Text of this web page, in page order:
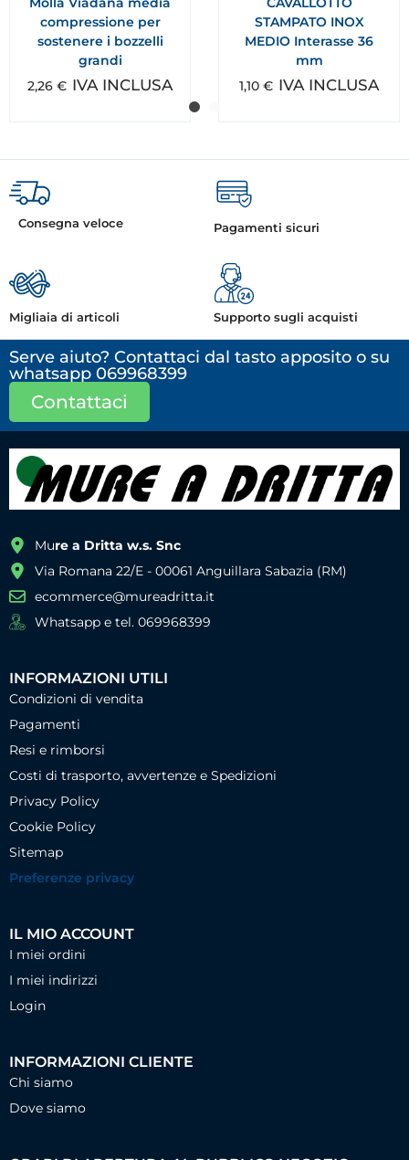
compressione per
sostenere i bozzelli
grandi
2,26 € IVA INCLUSA
STAMPATO INOX
MEDIO Interasse 36
mm
1,10 € IVA INCLUSA
Consegna veloce Pagamenti sicuri
Migliaia di articoli Supporto sugli acquisti
Serve aiuto? Contattaci dal tasto apposito o su
whatsapp 069968399
Contattaci
Mure a Dritta w.s. Snc
Via Romana 22/E - 00061 Anguillara Sabazia (RM)
ecommerce@mureadritta.it
Whatsapp e tel. 069968399
INFORMAZIONI UTILI
Condizioni di vendita
Pagamenti
Resi e rimborsi
Costi di trasporto, avvertenze e Spedizioni
Privacy Policy
Cookie Policy
Sitemap
Preferenze privacy
IL MIO ACCOUNT
I miei ordini
I miei indirizzi
Login
INFORMAZIONI CLIENTE
Chi siamo
Dove siamo